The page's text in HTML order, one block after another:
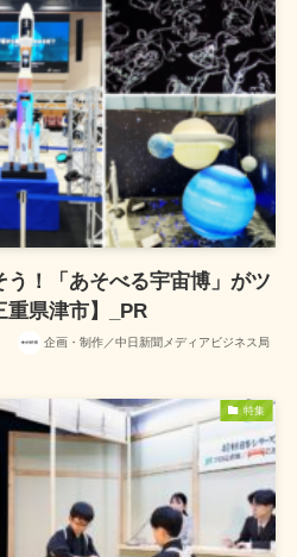
！「あそべる宇宙博」がツ
重県津市】_PR
企画・制作／中日新聞メディアビジネス局
特集